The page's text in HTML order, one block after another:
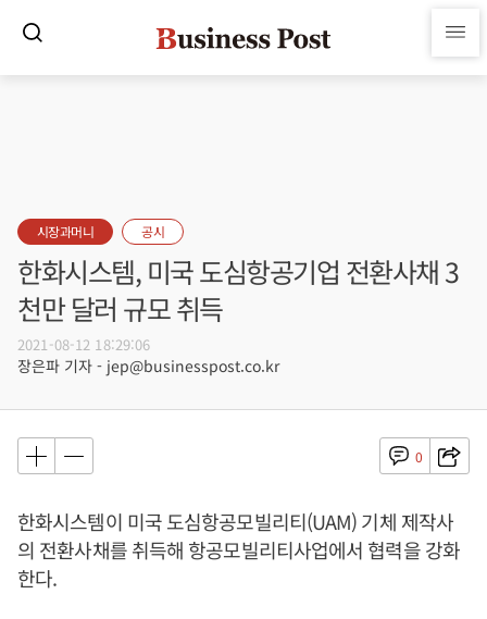
시장과머니 공시
한화시스템, 미국 도심항공기업 전환사채 3
천만 달러 규모 취득
2021-08-12 18:29:06
장은파 기자 - jep@businesspost.co.kr
0
한화시스템이 미국 도심항공모빌리티(UAM) 기체 제작사
의 전환사채를 취득해 항공모빌리티사업에서 협력을 강화
한다.